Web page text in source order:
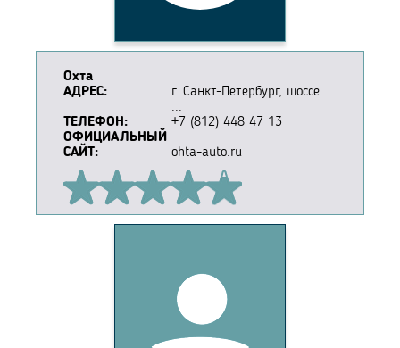
Охта
АДРЕС:
г. Санкт-Петербург, шоссе
...
ТЕЛЕФОН:
+7 (812) 448 47 13
ОФИЦИАЛЬНЫЙ
САЙТ:
ohta-auto.ru